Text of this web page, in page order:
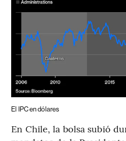
El IPC en dólares
En Chile, la bolsa subió